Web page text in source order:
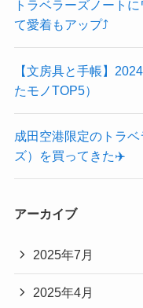
トラベラーズノート
て愛着もアップ⤴️
【文房具と手帳】
たモノTOP5）
成田空港限定のトラ
ズ）を買ってきた✈️
アーカイブ
2025年7月
2025年4月